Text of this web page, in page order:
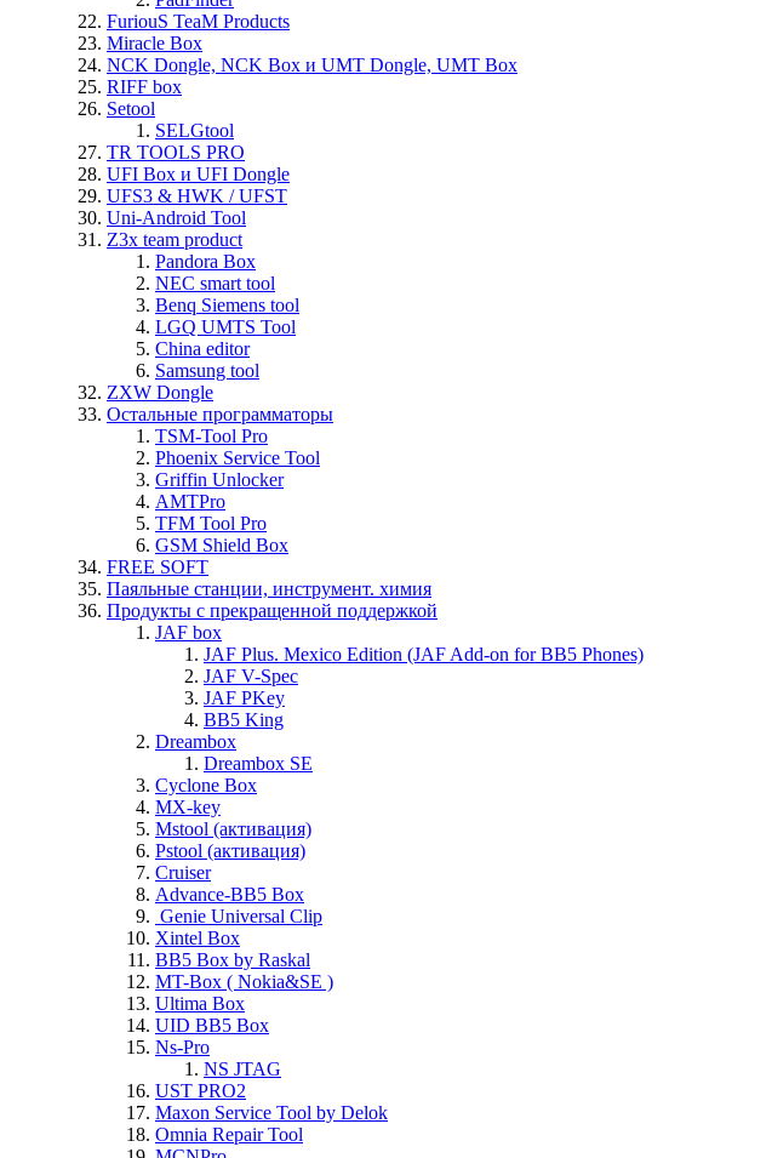
FuriouS TeaM Products
Miracle Box
NCK Dongle, NCK Box и UMT Dongle, UMT Box
RIFF box
Setool
SELGtool
TR TOOLS PRO
UFI Box и UFI Dongle
UFS3 & HWK / UFST
Uni-Android Tool
Z3x team product
Pandora Box
NEC smart tool
Benq Siemens tool
LGQ UMTS Tool
China editor
Samsung tool
ZXW Dongle
Остальные программаторы
TSM-Tool Pro
Phoenix Service Tool
Griffin Unlocker
AMTPro
TFM Tool Pro
GSM Shield Box
FREE SOFT
Паяльные станции, инструмент. химия
Продукты с прекращенной поддержкой
JAF box
JAF Plus. Mexico Edition (JAF Add-on for BB5 Phones)
JAF V-Spec
JAF PKey
BB5 King
Dreambox
Dreambox SE
Cyclone Box
MX-key
Mstool (активация)
Pstool (активация)
Cruiser
Advance-BB5 Box
Genie Universal Clip
Xintel Box
BB5 Box by Raskal
MT-Box ( Nokia&SE )
Ultima Box
UID BB5 Box
Ns-Pro
NS JTAG
UST PRO2
Maxon Service Tool by Delok
Omnia Repair Tool